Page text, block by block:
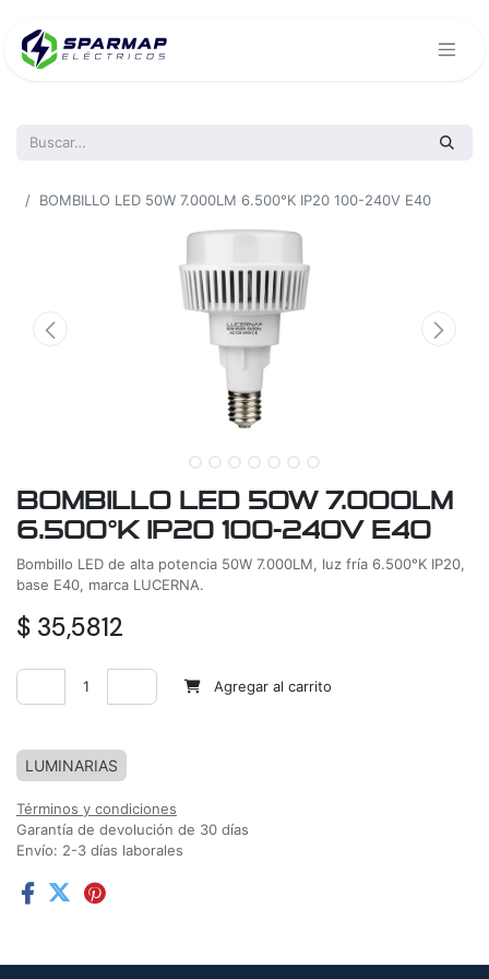
BOMBILLO LED 50W 7.000LM 6.500°K IP20 100-240V E40
BOMBILLO LED 50W 7.000LM
6.500°K IP20 100-240V E40
Bombillo LED de alta potencia 50W 7.000LM, luz fría 6.500°K IP20,
base E40, marca LUCERNA.
$ 35,5812
Agregar al carrito
LUMINARIAS
Términos y condiciones
Garantía de devolución de 30 días
Envío: 2-3 días laborales